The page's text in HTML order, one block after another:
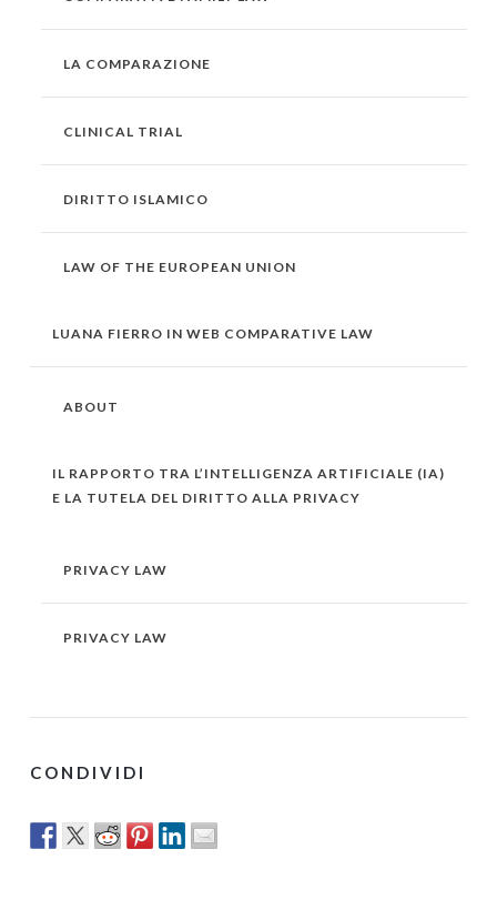
LA COMPARAZIONE
CLINICAL TRIAL
DIRITTO ISLAMICO
LAW OF THE EUROPEAN UNION
LUANA FIERRO IN WEB COMPARATIVE LAW
ABOUT
IL RAPPORTO TRA L’INTELLIGENZA ARTIFICIALE (IA)
E LA TUTELA DEL DIRITTO ALLA PRIVACY
PRIVACY LAW
PRIVACY LAW
CONDIVIDI